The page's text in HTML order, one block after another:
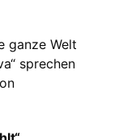
ganze Welt
sprechen